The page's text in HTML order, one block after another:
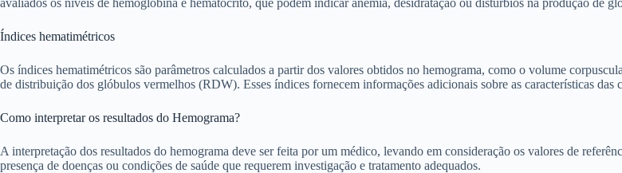
avaliados os níveis de hemoglobina e hematócrito, que podem indicar anemia, desidratação ou distúrbios na produção de
Índices hematimétricos
Os índices hematimétricos são parâmetros calculados a partir dos valores obtidos no hemograma, como o volume
de distribuição dos glóbulos vermelhos (RDW). Esses índices fornecem informações adicionais sobre as características
Como interpretar os resultados do Hemograma?
A interpretação dos resultados do hemograma deve ser feita por um médico, levando em consideração os valores de
presença de doenças ou condições de saúde que requerem investigação e tratamento adequados.